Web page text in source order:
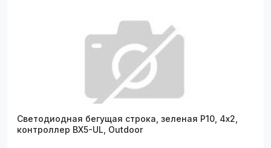
Светодиодная бегущая строка, зеленая P10, 4х2,
контроллер BX5-UL, Outdoor